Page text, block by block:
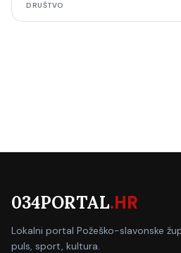
DRUŠTVO
034PORTAL.HR
Lokalni portal Požeško-slavonske
puls, sport, kultura.